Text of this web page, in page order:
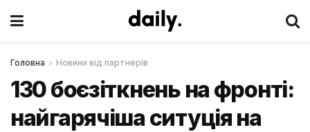
Головна Новини від партнерів
130 боєзіткнень на фронті:
найгарячіша ситуція на